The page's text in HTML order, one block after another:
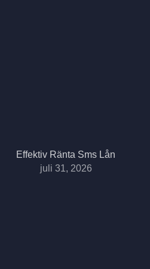
Effektiv Ränta Sms Lån
juli 31, 2026